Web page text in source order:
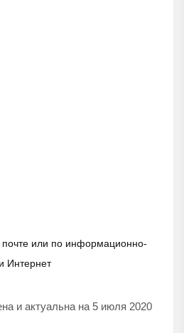
почте или по информационно-
Интернет
и актуальна на 5 июля 2020